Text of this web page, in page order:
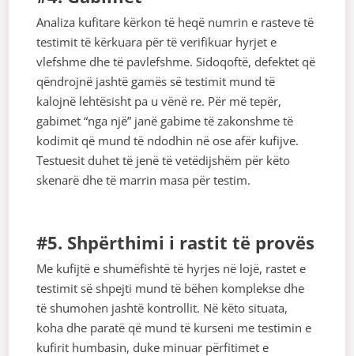
Analiza kufitare kërkon të heqë numrin e rasteve të
testimit të kërkuara për të verifikuar hyrjet e
vlefshme dhe të pavlefshme. Sidoqoftë, defektet që
qëndrojnë jashtë gamës së testimit mund të
kalojnë lehtësisht pa u vënë re. Për më tepër,
gabimet “nga një” janë gabime të zakonshme të
kodimit që mund të ndodhin në ose afër kufijve.
Testuesit duhet të jenë të vetëdijshëm për këto
skenarë dhe të marrin masa për testim.
#5. Shpërthimi i rastit të provës
Me kufijtë e shumëfishtë të hyrjes në lojë, rastet e
testimit së shpejti mund të bëhen komplekse dhe
të shumohen jashtë kontrollit. Në këto situata,
koha dhe paratë që mund të kurseni me testimin e
kufirit humbasin, duke minuar përfitimet e